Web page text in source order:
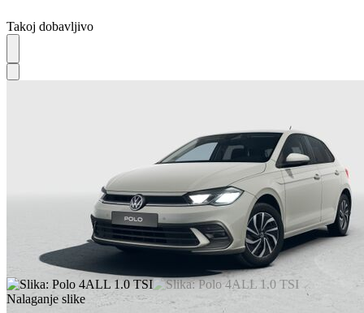
Takoj dobavljivo
Nalaganje slike